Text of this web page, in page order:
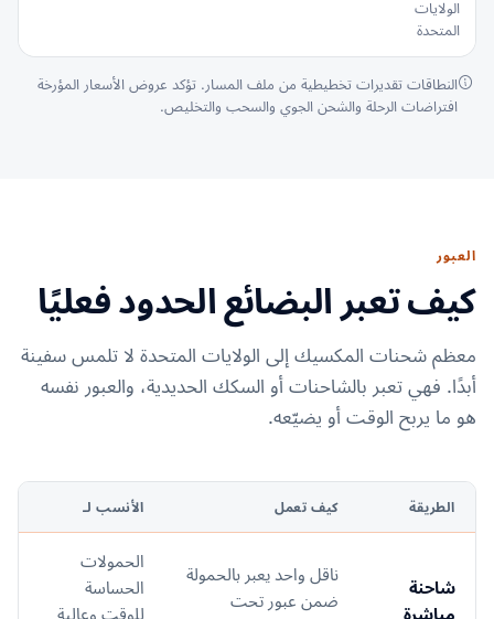
الولايات
المتحدة
النطاقات تقديرات تخطيطية من ملف المسار. تؤكد عروض الأسعار المؤرخة
افتراضات الرحلة والشحن الجوي والسحب والتخليص.
العبور
كيف تعبر البضائع الحدود فعليًا
معظم شحنات المكسيك إلى الولايات المتحدة لا تلمس سفينة
أبدًا. فهي تعبر بالشاحنات أو السكك الحديدية، والعبور نفسه
هو ما يربح الوقت أو يضيّعه.
الطريقة كيف تعمل الأنسب لـ
شاحنة
مباشرة
ناقل واحد يعبر بالحمولة
ضمن عبور تحت
الحمولات
الحساسة
للوقت وعالية